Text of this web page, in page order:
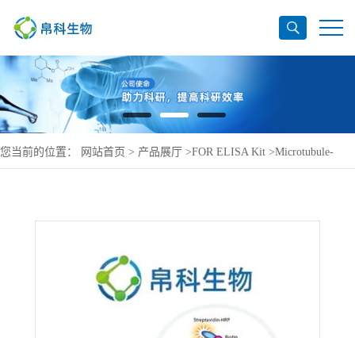
您当前的位置： 网站首页 > 产品展厅 >FOR ELISA Kit >Microtubule-